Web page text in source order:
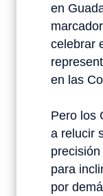
en
celebrar
en las
Pero los
a relucir
para
por